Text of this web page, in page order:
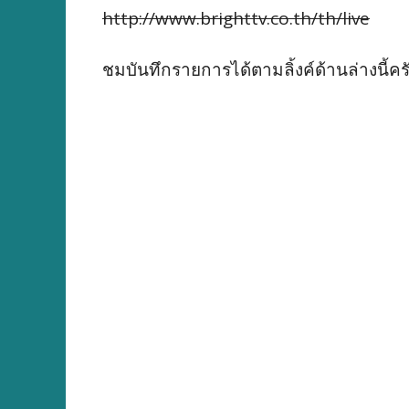
http://www.brighttv.co.th/th/live
ชมบันทึกรายการได้ตามลิ้งค์ด้านล่างนี้ค